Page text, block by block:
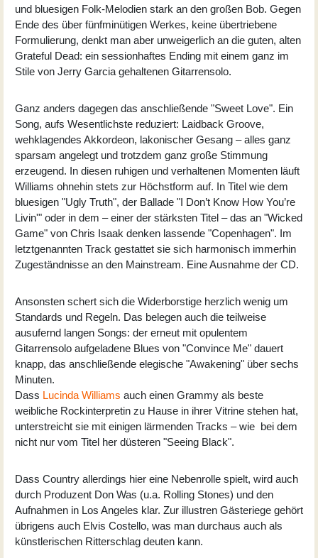
und bluesigen Folk-Melodien stark an den großen Bob. Gegen
Ende des über fünfminütigen Werkes, keine übertriebene
Formulierung, denkt man aber unweigerlich an die guten, alten
Grateful Dead: ein sessionhaftes Ending mit einem ganz im
Stile von Jerry Garcia gehaltenen Gitarrensolo.
Ganz anders dagegen das anschließende "Sweet Love". Ein
Song, aufs Wesentlichste reduziert: Laidback Groove,
wehklagendes Akkordeon, lakonischer Gesang – alles ganz
sparsam angelegt und trotzdem ganz große Stimmung
erzeugend. In diesen ruhigen und verhaltenen Momenten läuft
Williams ohnehin stets zur Höchstform auf. In Titel wie dem
bluesigen "Ugly Truth", der Ballade "I Don’t Know How You’re
Livin'" oder in dem – einer der stärksten Titel – das an "Wicked
Game" von Chris Isaak denken lassende "Copenhagen". Im
letztgenannten Track gestattet sie sich harmonisch immerhin
Zugeständnisse an den Mainstream. Eine Ausnahme der CD.
Ansonsten schert sich die Widerborstige herzlich wenig um
Standards und Regeln. Das belegen auch die teilweise
ausufernd langen Songs: der erneut mit opulentem
Gitarrensolo aufgeladene Blues von "Convince Me" dauert
knapp, das anschließende elegische "Awakening" über sechs
Minuten.
Dass Lucinda Williams auch einen Grammy als beste
weibliche Rockinterpretin zu Hause in ihrer Vitrine stehen hat,
unterstreicht sie mit einigen lärmenden Tracks – wie bei dem
nicht nur vom Titel her düsteren "Seeing Black".
Dass Country allerdings hier eine Nebenrolle spielt, wird auch
durch Produzent Don Was (u.a. Rolling Stones) und den
Aufnahmen in Los Angeles klar. Zur illustren Gästeriege gehört
übrigens auch Elvis Costello, was man durchaus auch als
künstlerischen Ritterschlag deuten kann.